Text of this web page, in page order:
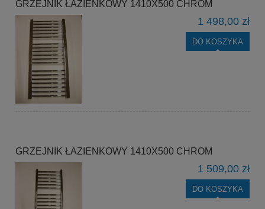
GRZEJNIK ŁAZIENKOWY 1410X500 CHROM
1 498,00 zł
DO KOSZYKA
GRZEJNIK ŁAZIENKOWY 1410X500 CHROM
1 509,00 zł
DO KOSZYKA